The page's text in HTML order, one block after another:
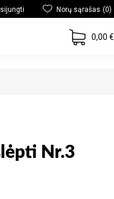
Norų sąrašas (0)
0,00 €
Nr.3